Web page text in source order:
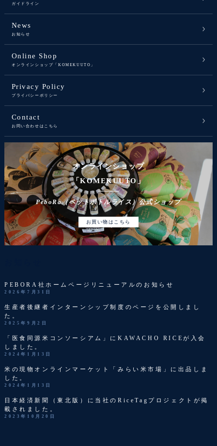
ガイドライン
News
お知らせ
Online Shop
オンラインショップ「KOMEKUUTO」
Privacy Policy
プライバシーポリシー
Contact
お問い合わせはこちら
オンラインショップ
「KOMEKUUTO」
PeboRa（ペットボトルライス）公式ショップ
お買い物はこちら
PEBORA社ホームページリニューアルのお知らせ
2026年7月31日
生産者後継者インターンシップ制度のページを公開しまし
た。
2025年9月2日
「医食同源米コンソーシアム」にKAWACHO RICEが入会
しました。
2024年1月13日
米の現物オンラインマーケット「みらい米市場」に出品しま
した。
2024年1月13日
日本経済新聞（東北版）に当社のRiceTagプロジェクトが掲
載されました。
2023年10月20日